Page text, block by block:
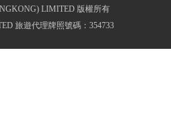
LIMITED 版權所有
旅遊代理牌照號碼：354733